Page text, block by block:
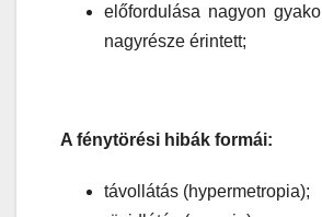
előfordulása nagyon
nagyrésze érintett;
A fénytörési hibák formái:
távollátás (hypermetropia);